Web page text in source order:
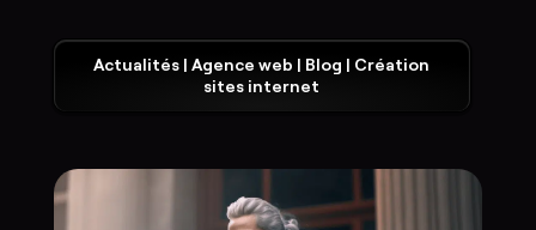
Actualités |Agence web | Blog | Création
sites internet